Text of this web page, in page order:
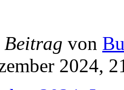
Beitrag von
2024,